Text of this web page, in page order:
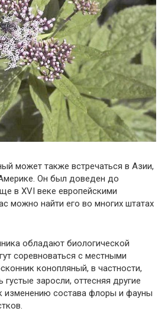
может также встречаться в Азии,
Он был доведен до
в XVI веке европейскими
можно найти его во многих штатах
обладают биологической
соревноваться с местными
конопляный, в частности,
заросли, оттесняя другие
изменению состава флоры и фауны